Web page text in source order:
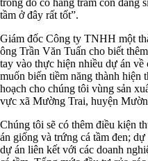
tầm ở đây rất tốt”.
Giám đốc Công ty TNHH một
ông Trần Văn Tuấn cho biết
tay vào thực hiện nhiều dự án
muốn biến tiềm năng thành
hoạch cho chúng tôi vùng sản
vực xã Mường Trai, huyện
Chúng tôi sẽ có thêm điều kiện
án giống và trứng cá tầm đen;
dự án liên kết với các doanh